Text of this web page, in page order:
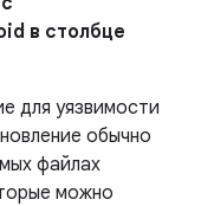
в столбце
для уязвимости
обычно
файлах
можно